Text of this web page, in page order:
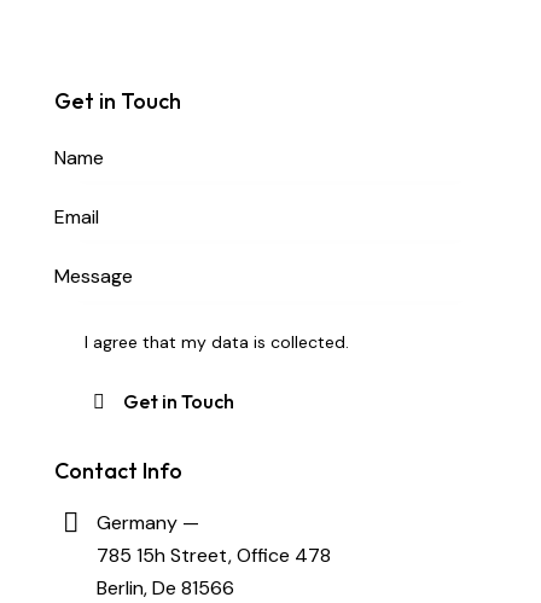
Get in Touch
I agree that my data iscollected.
Contact Info
Germany —
785 15h Street, Office 478
Berlin, De 81566